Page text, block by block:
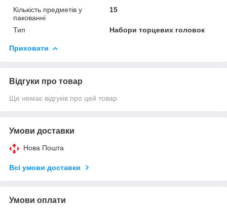
Кількість предметів у
пакованні
15
Тип Набори торцевих головок
Приховати
Відгуки про товар
Ще немає відгуків про цей товар
Умови доставки
Нова Пошта
Всі умови доставки
Умови оплати